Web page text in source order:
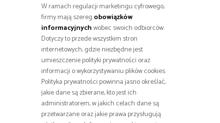
W ramach regulacji marketingu cyfrowego,
firmy mają szereg obowiązków
informacyjnychwobec swoich odbiorców.
Dotyczy to przede wszystkim stron
internetowych, gdzie niezbędne jest
umieszczenie polityki prywatności oraz
informacji o wykorzystywaniu plików cookies.
Polityka prywatności powinna jasno określać,
jakie dane są zbierane, kto jest ich
administratorem, w jakich celach dane są
przetwarzane oraz jakie prawa przysługują